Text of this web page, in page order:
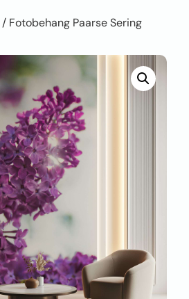
/ Fotobehang Paarse Sering